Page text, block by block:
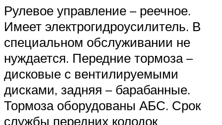
Рулевое управление – реечное.
Имеет электрогидроусилитель. В
специальном обслуживании не
нуждается. Передние тормоза –
дисковые с вентилируемыми
дисками, задняя – барабанные.
Тормоза оборудованы АБС. Срок
службы передних колодок